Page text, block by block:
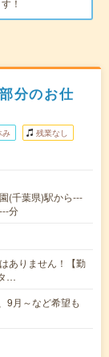
！
分のお仕
み 残業なし
(千葉県)駅から---
分
ありません！【勤
…
9月～など希望も